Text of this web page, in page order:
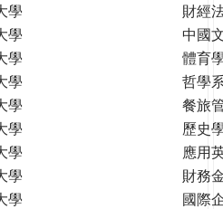
學
財經
學
中國
學
體育
學
哲學
學
餐旅
學
歷史
學
應用
學
財務
學
國際